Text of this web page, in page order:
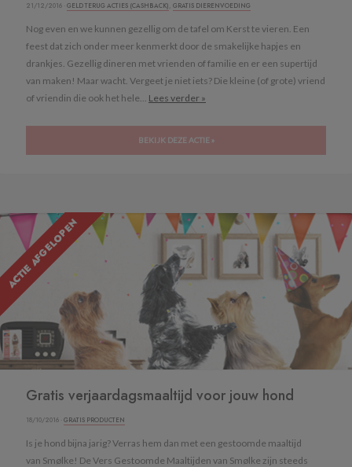
21/12/2016 · GELD TERUG ACTIES (CASHBACK), GRATIS DIERENVOEDING
Nog even en we kunnen gezellig om de tafel om Kerst te vieren. Een
feest dat zich onder meer kenmerkt door de smakelijke hapjes en
drankjes. Gezellig dineren met vrienden of familie en er een supertijd
van maken! Maar wacht. Vergeet je niet iets? Die kleine (of grote) vriend
of vriendin die ook het hele... Lees verder »
BEKIJK DEZE ACTIE »
ACTIE AFGELOPEN
Gratis verjaardagsmaaltijd voor jouw hond
18/10/2016 · GRATIS PRODUCTEN
Is je hond bijna jarig? Verras hem dan met een gestoomde maaltijd
van Smølke! De Vers Gestoomde Maaltijden van Smølke zijn steeds